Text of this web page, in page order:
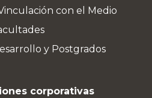
con el Medio
y Postgrados
corporativas